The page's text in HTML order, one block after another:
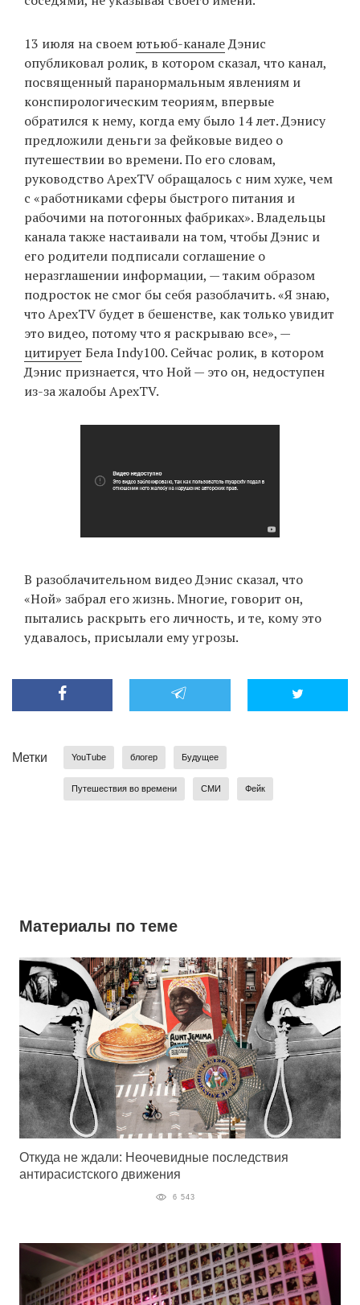
13 июля на своем ютьюб-каналеДэнис
опубликовал ролик, в котором сказал, что канал,
посвященный паранормальным явлениям и
конспирологическим теориям, впервые
обратился к нему, когда ему было 14 лет. Дэнису
предложили деньги за фейковые видео о
путешествии во времени. По его словам,
руководство ApexTV обращалось с ним хуже, чем
с «работниками сферы быстрого питания и
рабочими на потогонных фабриках». Владельцы
канала также настаивали на том, чтобы Дэнис и
его родители подписали соглашение о
неразглашении информации, — таким образом
подросток не смог бы себя разоблачить. «Я знаю,
что ApexTV будет в бешенстве, как только увидит
это видео, потому что я раскрываю все», —
цитирует Бела Indy100. Сейчас ролик, в котором
Дэнис признается, что Ной — это он, недоступен
из-за жалобы ApexTV.
В разоблачительном видео Дэнис сказал, что
«Ной» забрал его жизнь. Многие, говорит он,
пытались раскрыть его личность, и те, кому это
удавалось, присылали ему угрозы.
Метки YouTube блогер Будущее
Путешествия во времени СМИ Фейк
Материалы по теме
Откуда не ждали: Неочевидные последствия
антирасистского движения
6 543